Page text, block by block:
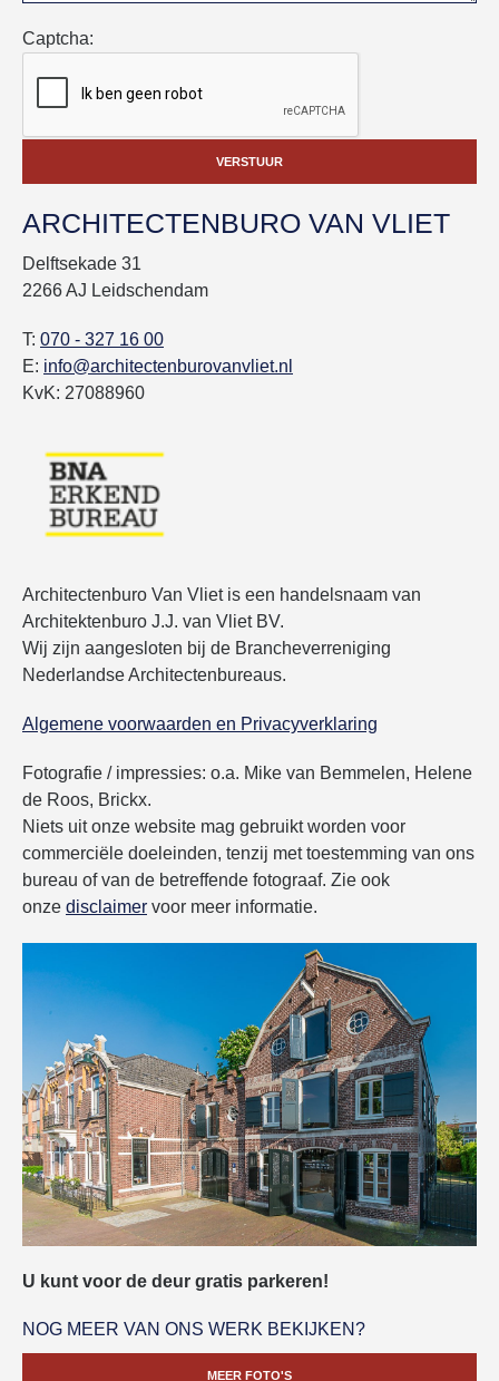
Captcha:
VERSTUUR
ARCHITECTENBURO VAN VLIET
Delftsekade 31
2266 AJ Leidschendam
T: 070 - 327 16 00
E: info@architectenburovanvliet.nl
KvK: 27088960
Architectenburo Van Vliet is een handelsnaam van
Architektenburo J.J. van Vliet BV.
Wij zijn aangesloten bij de Brancheverreniging
Nederlandse Architectenbureaus.
Algemene voorwaarden en Privacyverklaring
Fotografie / impressies: o.a. Mike van Bemmelen, Helene
de Roos, Brickx.
Niets uit onze website mag gebruikt worden voor
commerciële doeleinden, tenzij met toestemming van ons
bureau of van de betreffende fotograaf. Zie ook
onze disclaimer voor meer informatie.
U kunt voor de deur gratis parkeren!
NOG MEER VAN ONS WERK BEKIJKEN?
MEER FOTO'S